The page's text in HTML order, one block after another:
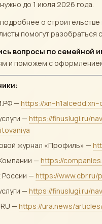
до 1 июля 2026 года.
о
помогут разобраться
вопросы по семейной
и поможем с
— https://xn--
— https://finuslugi.ru/
журнал «Профиль» —
— https://
России — https://
— https://finuslugi.ru/
— https://ura.news/articles/